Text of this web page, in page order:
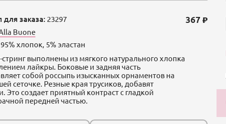
для заказа: 23297
Buone
95% хлопок, 5% эластан
стринг выполнены из мягкого натурального хлопка
лайкры. Боковые и задняя часть
собой россыпь изысканных орнаментов на
сеточке. Резные края трусиков, добавят
Это создает приятный контраст с гладкой
передней частью.
367